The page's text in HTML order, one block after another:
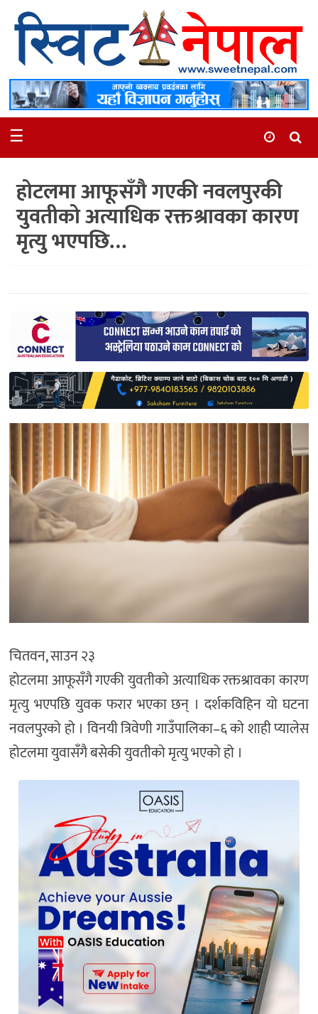
समाचार
स्थानीय
मनोरञ्जन
अन्तर्वार्ता
समाज
रोचक
साहित्य
प्रदेश
English
☰
होटलमा आफूसँगै गएकी नवलपुरकी
युवतीको अत्याधिक रक्तश्रावका कारण
मृत्यु भएपछि…
चितवन, साउन २३
होटलमा आफूसँगै गएकी युवतीको अत्याधिक रक्तश्रावका कारण
मृत्यु भएपछि युवक फरार भएका छन् । दर्शकविहिन यो घटना
नवलपुरको हो । विनयी त्रिवेणी गाउँपालिका–६ को शाही प्यालेस
होटलमा युवासँगै बसेकी युवतीको मृत्यु भएको हो ।